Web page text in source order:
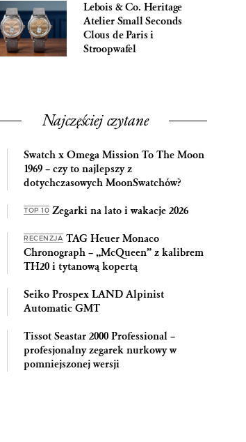
Lebois & Co. Heritage
Atelier Small Seconds
Clous de Paris i
Stroopwafel
Najczęściej czytane
Swatch x Omega Mission To The Moon
1969 – czy to najlepszy z
dotychczasowych MoonSwatchów?
TOP 10 Zegarki na lato i wakacje 2026
RECENZJA TAG Heuer Monaco
Chronograph – „McQueen” z kalibrem
TH20 i tytanową kopertą
Seiko Prospex LAND Alpinist
Automatic GMT
Tissot Seastar 2000 Professional –
profesjonalny zegarek nurkowy w
pomniejszonej wersji